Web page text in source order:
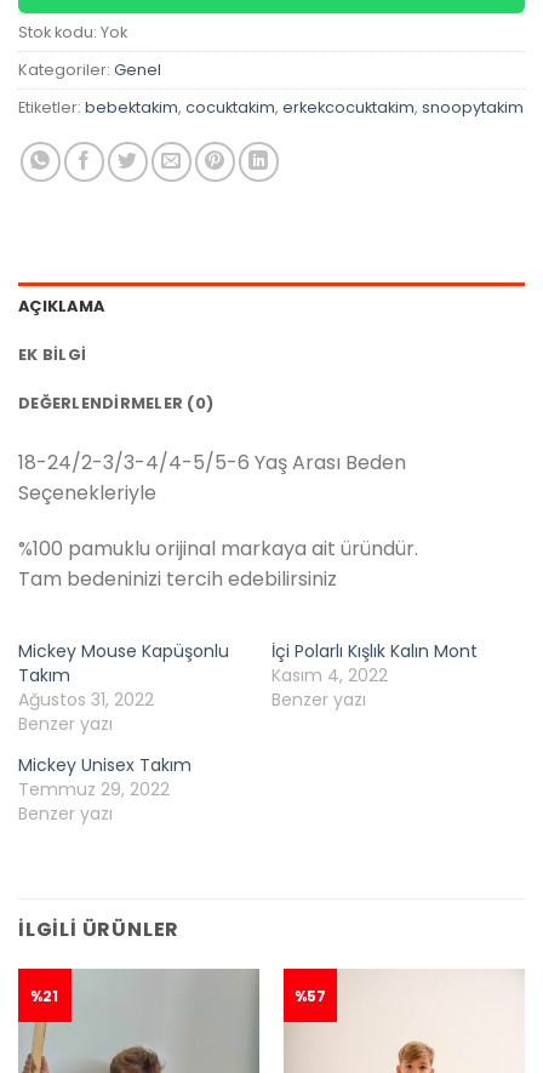
Stok kodu: Yok
Kategoriler: Genel
Etiketler: bebektakim, cocuktakim, erkekcocuktakim, snoopytakim
AÇIKLAMA
EK BILGI
DEĞERLENDIRMELER (0)
18-24/2-3/3-4/4-5/5-6 Yaş Arası Beden
Seçenekleriyle
%100 pamuklu orijinal markaya ait üründür.
Tam bedeninizi tercih edebilirsiniz
Mickey Mouse Kapüşonlu
Takım
Ağustos 31, 2022
Benzer yazı
İçi Polarlı Kışlık Kalın Mont
Kasım 4, 2022
Benzer yazı
Mickey Unisex Takım
Temmuz 29, 2022
Benzer yazı
İLGILI ÜRÜNLER
%21 %57